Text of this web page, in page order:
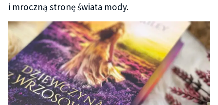
i mroczną stronę świata mody.